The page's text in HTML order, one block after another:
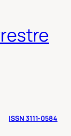
ISSN 3111-0584